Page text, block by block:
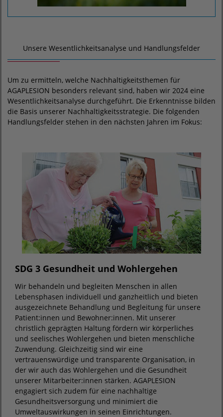
Unsere Wesentlichkeitsanalyse und Handlungsfelder
Um zu ermitteln, welche Nachhaltigkeitsthemen für
AGAPLESION besonders relevant sind, haben wir 2024 eine
Wesentlichkeitsanalyse durchgeführt. Die Erkenntnisse bilden
die Basis unserer Nachhaltigkeitsstrategie. Die folgenden
Handlungsfelder stehen in den nächsten Jahren im Fokus:
SDG 3 Gesundheit und Wohlergehen
Wir behandeln und begleiten Menschen in allen
Lebensphasen individuell und ganzheitlich und bieten
ausgezeichnete Behandlung und Begleitung für unsere
Patient:innen und Bewohner:innen. Mit unserer
christlich geprägten Haltung fördern wir körperliches
und seelisches Wohlergehen und bieten menschliche
Zuwendung. Gleichzeitig sind wir eine
vertrauenswürdige und transparente Organisation, in
der wir auch das Wohlergehen und die Gesundheit
unserer Mitarbeiter:innen stärken. AGAPLESION
engagiert sich zudem für eine nachhaltige
Gesundheitsversorgung und minimiert die
Umweltauswirkungen in seinen Einrichtungen.